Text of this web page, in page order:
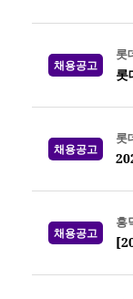
채용공고
롯
롯
채용공고
롯
채용공고
흥